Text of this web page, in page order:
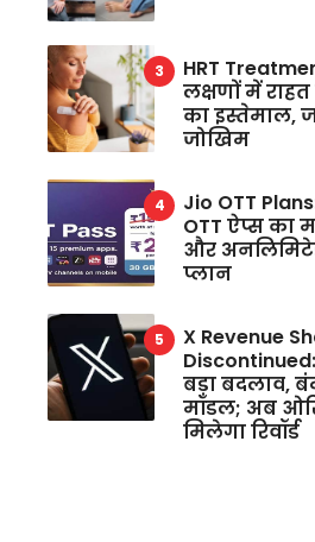
HRT
लक्षणों में
का इस्तेमाल,
जोखिम
Jio OTT
OTT ऐप्स का
और
प्लान
X Revenue
बड़ा बदलाव,
मॉडल; अब
मिलेगा रिवॉर्ड